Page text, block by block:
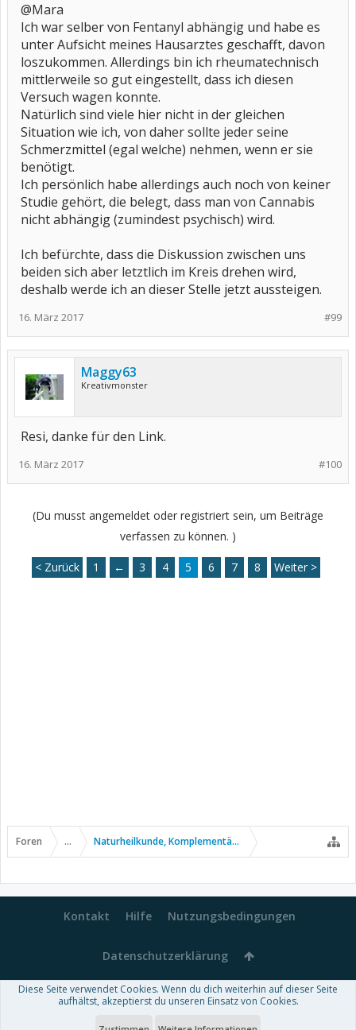
@Mara
Ich war selber von Fentanyl abhängig und habe es
unter Aufsicht meines Hausarztes geschafft, davon
loszukommen. Allerdings bin ich rheumatechnisch
mittlerweile so gut eingestellt, dass ich diesen
Versuch wagen konnte.
Natürlich sind viele hier nicht in der gleichen
Situation wie ich, von daher sollte jeder seine
Schmerzmittel (egal welche) nehmen, wenn er sie
benötigt.
Ich persönlich habe allerdings auch noch von keiner
Studie gehört, die belegt, dass man von Cannabis
nicht abhängig (zumindest psychisch) wird.
Ich befürchte, dass die Diskussion zwischen uns
beiden sich aber letztlich im Kreis drehen wird,
deshalb werde ich an dieser Stelle jetzt aussteigen.
#99
16. März 2017
Maggy63
Kreativmonster
Resi, danke für den Link.
#100
16. März 2017
(Du musst angemeldet oder registriert sein, um Beiträge
verfassen zu können. )
< Zurück 1 ← 3 4 5 6 7 8 Weiter >
Foren ... Naturheilkunde, Komplementär- u. Alternativmedizin
Kontakt Hilfe Nutzungsbedingungen
Datenschutzerklärung
Forum software by XenForo™-Deutsch von xenDach
Theme designed byThemeHouse
Diese Seite verwendet Cookies. Wenn du dich weiterhin auf dieser Seite
aufhältst, akzeptierst du unseren Einsatz von Cookies.